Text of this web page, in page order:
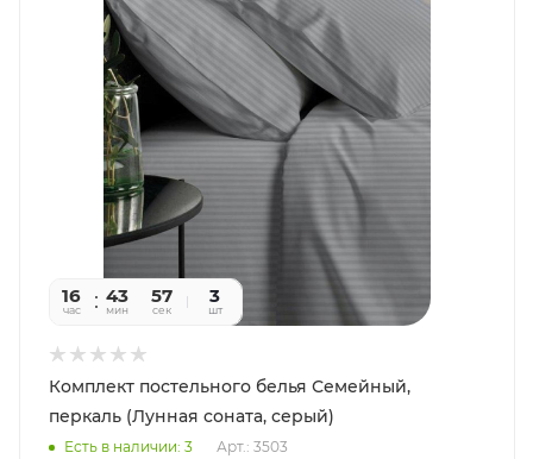
16
час
43
мин
55
сек
3
шт
Комплект постельного белья Семейный,
перкаль (Лунная соната, серый)
Есть в наличии: 3 Арт.: 3503